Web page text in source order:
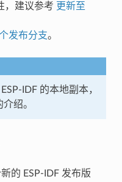
，建议参考 更新至
发布分支。
IDF 的本地副本，
介绍。
的 ESP-IDF 发布版